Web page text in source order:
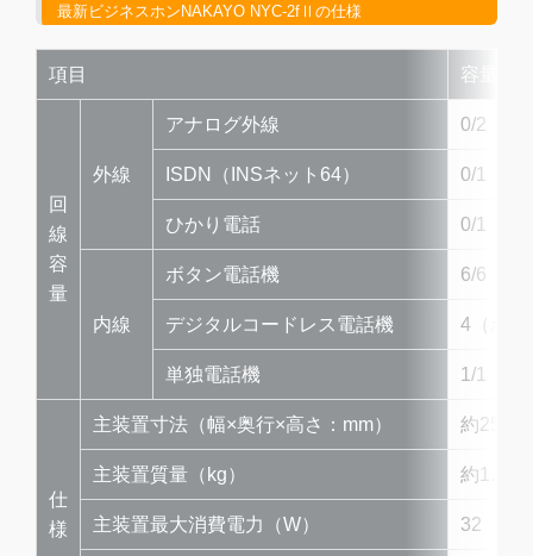
最新ビジネスホンNAKAYO NYC-2fⅡの仕様
項目 容量（
回
線
容
量
外線
アナログ外線 0/2
ISDN（INSネット64） 0/1
ひかり電話 0/1
内線
ボタン電話機 6/6
デジタルコードレス電話機 4（ボタ
単独電話機 1/1
仕
様
主装置寸法（幅×奥行×高さ：mm） 約
主装置質量（kg） 約1.5
主装置最大消費電力（W） 32